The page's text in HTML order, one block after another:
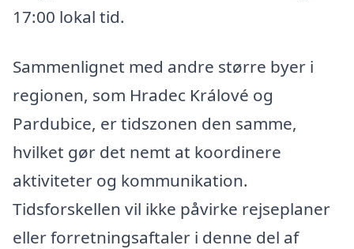
17:00 lokal tid.
Sammenlignet med andre større byer i
regionen, som Hradec Králové og
Pardubice, er tidszonen den samme,
hvilket gør det nemt at koordinere
aktiviteter og kommunikation.
Tidsforskellen vil ikke påvirke rejseplaner
eller forretningsaftaler i denne del af